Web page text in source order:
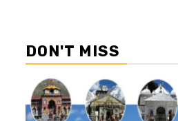
DON'T MISS